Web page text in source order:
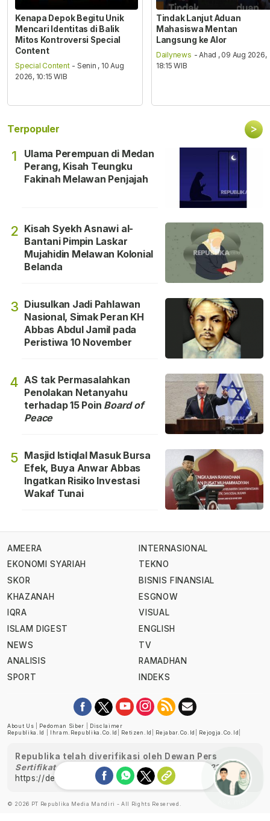
Kenapa Depok Begitu Unik
Mencari Identitas di Balik
Mitos Kontroversi Special
Content
Special Content - Senin , 10 Aug
2026, 10:15 WIB
Tindak Lanjut Aduan
Mahasiswa Mentan
Langsung ke Alor
Dailynews - Ahad , 09 Aug 2026,
18:15 WIB
Terpopuler >
1
Ulama Perempuan di Medan
Perang, Kisah Teungku
Fakinah Melawan Penjajah
2 Kisah Syekh Asnawi al-
Bantani Pimpin Laskar
Mujahidin Melawan Kolonial
Belanda
3 Diusulkan Jadi Pahlawan
Nasional, Simak Peran KH
Abbas Abdul Jamil pada
Peristiwa 10 November
4 AS tak Permasalahkan
Penolakan Netanyahu
terhadap 15 Poin Board of
Peace
5 Masjid Istiqlal Masuk Bursa
Efek, Buya Anwar Abbas
Ingatkan Risiko Investasi
Wakaf Tunai
AMEERA
EKONOMI SYARIAH
SKOR
KHAZANAH
IQRA
ISLAM DIGEST
NEWS
ANALISIS
SPORT
INTERNASIONAL
TEKNO
BISNIS FINANSIAL
ESGNOW
VISUAL
ENGLISH
TV
RAMADHAN
INDEKS
About Us Pedoman Siber
Disclaimer
Republika.id
Ihram.republika.co.id Retizen.id Rejabar.co.id Rejogja.co.id
Republika telah diverifikasi oleh Dewan Pers
Sertifikat Nomor 1058/DP-Verifikasi/K/XII/2022
https://dewanpers.or.id/data/perusahaanpers
© 2026 PT Republika Media Mandiri - All Rights Reserved.